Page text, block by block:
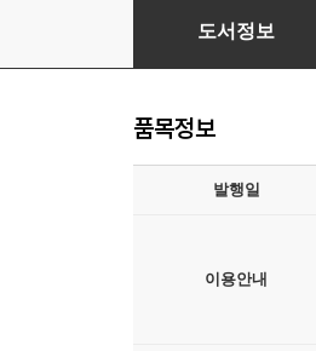
도서정보
품목정보
발행일
이용안내